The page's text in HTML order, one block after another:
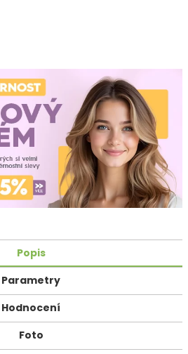
Popis
Parametry
Hodnocení
Foto